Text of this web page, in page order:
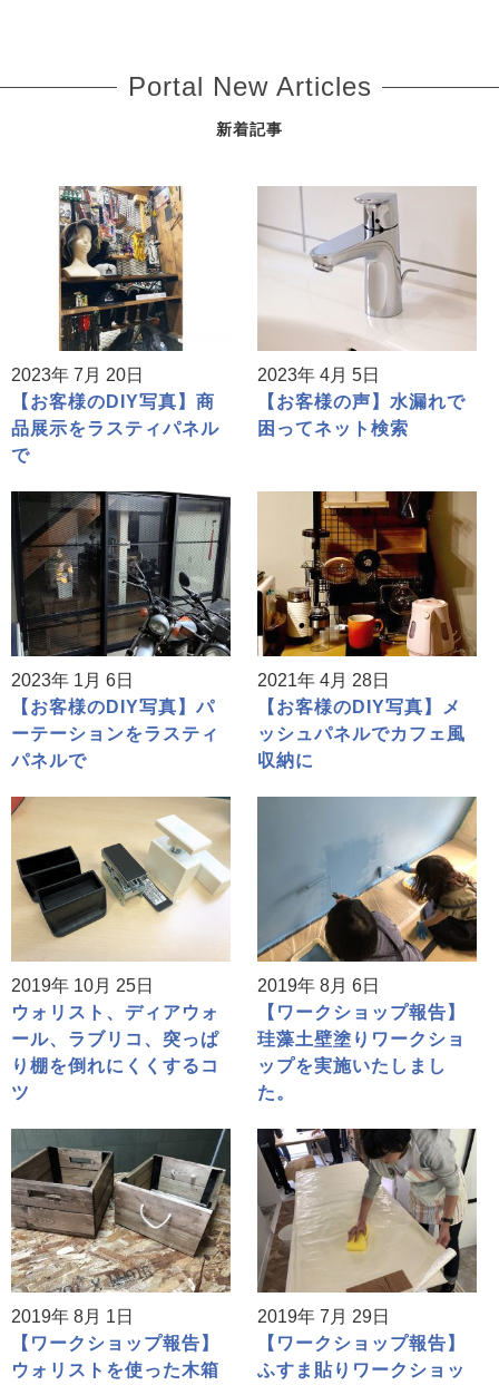
Portal New Articles
新着記事
2023年 7月 20日
【お客様のDIY写真】商
品展示をラスティパネル
で
2023年 4月 5日
【お客様の声】水漏れで
困ってネット検索
2023年 1月 6日
【お客様のDIY写真】パ
ーテーションをラスティ
パネルで
2021年 4月 28日
【お客様のDIY写真】メ
ッシュパネルでカフェ風
収納に
2019年 10月 25日
ウォリスト、ディアウォ
ール、ラブリコ、突っぱ
り棚を倒れにくくするコ
ツ
2019年 8月 6日
【ワークショップ報告】
珪藻土壁塗りワークショ
ップを実施いたしまし
た。
2019年 8月 1日
【ワークショップ報告】
ウォリストを使った木箱
2019年 7月 29日
【ワークショップ報告】
ふすま貼りワークショッ